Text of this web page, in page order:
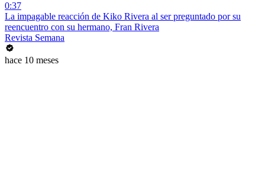
0:37
La impagable reacción de Kiko Rivera al ser preguntado por su
reencuentro con su hermano, Fran Rivera
Revista Semana
hace 10 meses